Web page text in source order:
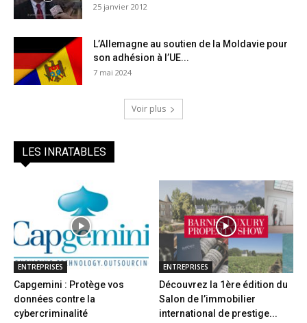
25 janvier 2012
L’Allemagne au soutien de la Moldavie pour
son adhésion à l’UE...
7 mai 2024
Voir plus
LES INRATABLES
ENTREPRISES
Capgemini : Protège vos
données contre la
cybercriminalité
ENTREPRISES
Découvrez la 1ère édition du
Salon de l’immobilier
international de prestige...